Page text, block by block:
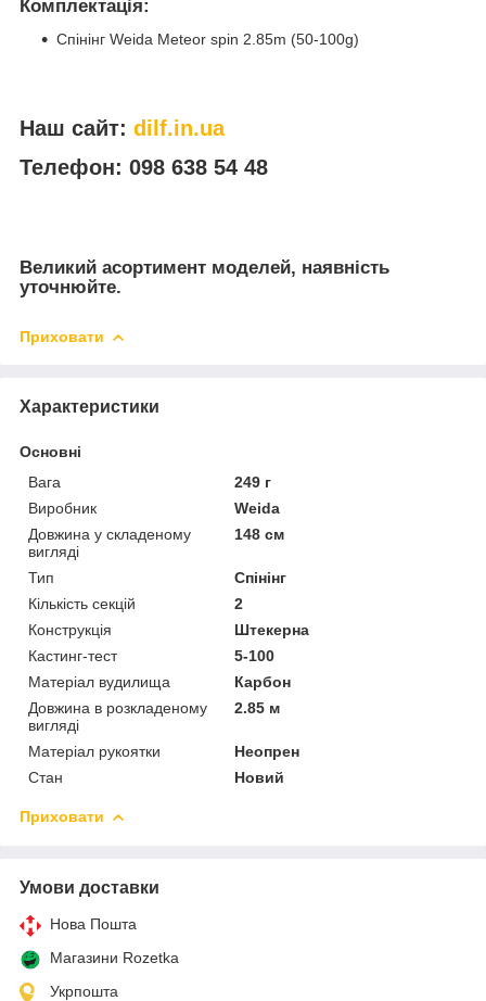
Комплектація:
Спінінг Weida Meteor spin 2.85m (50-100g)
Наш сайт: dilf.in.ua
Телефон: 098 638 54 48
Великий асортимент моделей, наявність
уточнюйте.
Приховати
Характеристики
Основні
Вага
249 г
Виробник
Weida
Довжина у складеному
вигляді
148 см
Тип
Спінінг
Кількість секцій
2
Конструкція
Штекерна
Кастинг-тест
5-100
Матеріал вудилища
Карбон
Довжина в розкладеному
вигляді
2.85 м
Матеріал рукоятки
Неопрен
Стан
Новий
Приховати
Умови доставки
Нова Пошта
Магазини Rozetka
Укрпошта